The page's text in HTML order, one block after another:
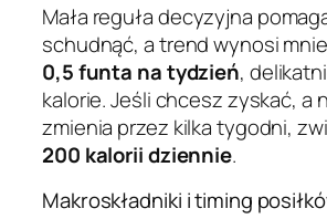
Mała reguła decyzyjna
schudnąć, a trend wynosi
0,5 funta na tydzień,
kalorie. Jeśli chcesz zyskać, a
zmienia przez kilka tygodni,
200 kalorii dziennie.
Makroskładniki i timing